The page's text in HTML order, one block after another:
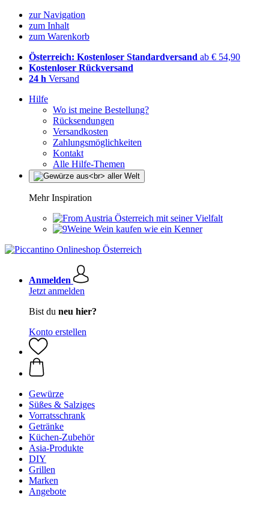
zur Navigation
zum Inhalt
zum Warenkorb
Österreich: Kostenloser Standardversand ab € 54,90
Kostenloser Rückversand
24 h Versand
Hilfe
Wo ist meine Bestellung?
Rücksendungen
Versandkosten
Zahlungsmöglichkeiten
Kontakt
Alle Hilfe-Themen
Mehr Inspiration
Österreich mit seiner Vielfalt
Wein kaufen wie ein Kenner
Anmelden
Jetzt anmelden
Bist du neu hier?
Konto erstellen
Gewürze
Süßes & Salziges
Vorratsschrank
Getränke
Küchen-Zubehör
Asia-Produkte
DIY
Grillen
Marken
Angebote